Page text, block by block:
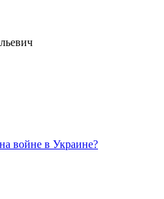
войне в Украине?